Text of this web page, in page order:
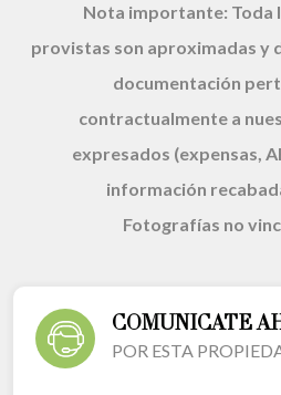
Nota importante: Toda
provistas son aproximadas y
documentación
contractualmente a
expresados (expensas,
información
Fotografías no
COMUNICATE
POR ESTA